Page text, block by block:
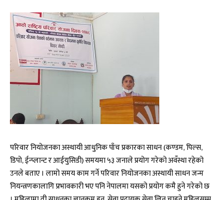
परिवार नियोजनका अस्थायी आधुनिक पाँच प्रकारका साधन (कण्डम, पिल्स,
डिपो, ईन्प्लान्ट र आईयुसिडी) समयमा ५३ जनाले प्रयोग गरेको अवँस्था रहेको
उनले बताए । लामो समय काम गर्ने परिवार नियोजनका अस्थायी साधन जन्म
नियन्त्रणकालागि प्रभावकारी भए पनि नेपालमा यसको प्रयोग कमै हुने गरेको छ